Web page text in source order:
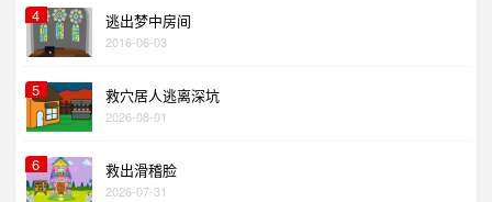
4 逃出梦中房间
2016-06-03
5 救穴居人逃离深坑
2026-08-01
6 救出滑稽脸
2026-07-31